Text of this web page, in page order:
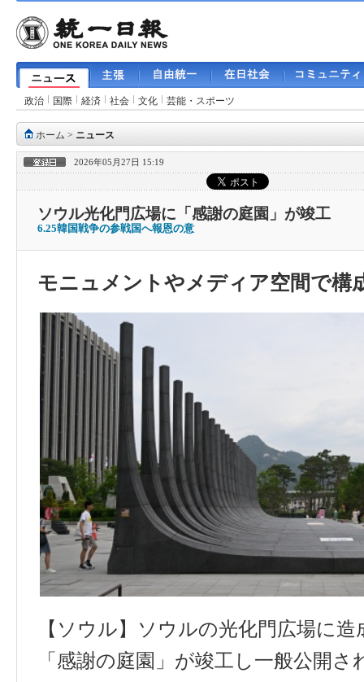
政治 国際 経済 社会 文化 芸能・スポーツ
ホーム > ニュース
2026年05月27日 15:19
ソウル光化門広場に「感謝の庭園」が竣工
6.25韓国戦争の参戦国へ報恩の意
モニュメントやメディア空間で構
【 ソウル】 ソウルの光化門広場に造
「 感謝の庭園 」 が竣工 し 一般公開 さ